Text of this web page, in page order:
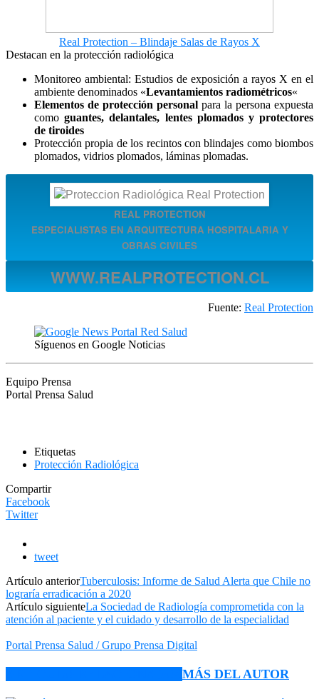
Real Protection – Blindaje Salas de Rayos X
Destacan en la protección radiológica
Monitoreo ambiental: Estudios de exposición a rayos X en el
ambiente denominados «Levantamientos radiométricos«
Elementos de protección personal para la persona expuesta
comoguantes, delantales, lentes plomados y protectores
de tiroides
Protección propia de los recintos con blindajes como biombos
plomados, vidrios plomados, láminas plomadas.
REAL PROTECTION
ESPECIALISTAS EN ARQUITECTURA HOSPITALARIA Y
OBRAS CIVILES
WWW.REALPROTECTION.CL
Fuente: Real Protection
Síguenos en Google Noticias
Equipo Prensa
Portal Prensa Salud
Etiquetas
Protección Radiológica
Compartir
Facebook
Twitter
tweet
Artículo anteriorTuberculosis: Informe de Salud Alerta que Chile no
lograría erradicación a 2020
Artículo siguienteLa Sociedad de Radiología comprometida con la
atención al paciente y el cuidado y desarrollo de la especialidad
Portal Prensa Salud / Grupo Prensa Digital
MÁS DEL AUTOR